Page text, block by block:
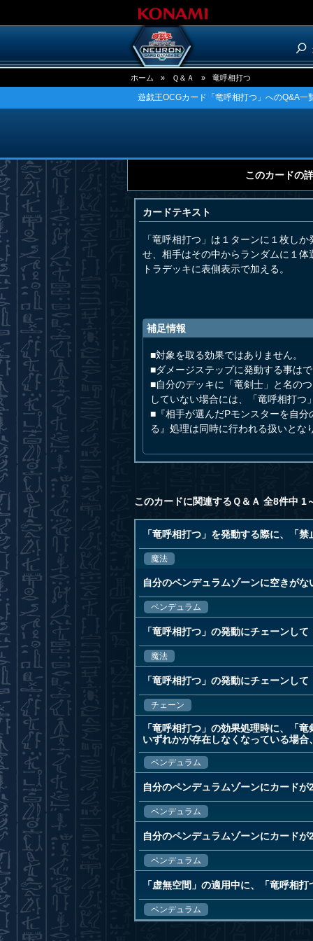
ホーム » Ｑ＆Ａ » 竜呼相打つ
遊戯王OCGカード「竜呼相打つ」へのQ&A一
このカードの
カードテキスト
「竜呼相打つ」は１ターンに１枚し
せ、相手はその中からランダムに１
トラデッキに表側表示で加える。
補足情報
■対象を取る効果ではありません。
■ダメージステップに発動する事は
■自分のデッキに「竜剣士」と名の
していない場合には、「竜呼相打
■『相手が選んだPモンスターを自
る』処理は同時に行われる扱いとな
このカードに関連するＱ＆Ａ 全8件中 1
「竜呼相打つ」を発動する際に、「
魔法
自分のペンデュラムゾーンに空きが
ペンデュラム
「竜呼相打つ」の発動にチェーンし
魔法
「竜呼相打つ」の発動にチェーンし
チェーン
「竜呼相打つ」の効果処理時に、「
いずれかが存在しなくなっている場
ペンデュラム
自分のペンデュラムゾーンにカード
ペンデュラム
自分のペンデュラムゾーンにカード
ペンデュラム
「虚無空間」の適用中に、「竜呼相
ペンデュラム